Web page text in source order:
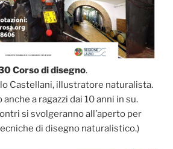
Corso di disegno.
Castellani, illustratore naturalista.
a ragazzi dai 10 anni in su.
si svolgeranno all’aperto per
di disegno naturalistico.)